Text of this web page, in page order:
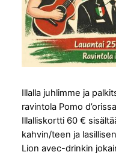
Illalla juhlimme ja
ravintola Pomo
Illalliskortti 60 €
kahvin/teen ja
Lion avec-drinkin